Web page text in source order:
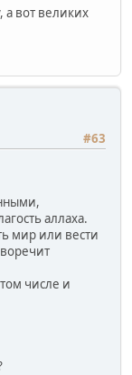
а вот великих
#63
аллаха.
мир или вести
числе и